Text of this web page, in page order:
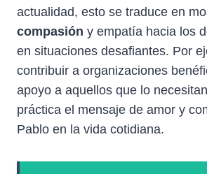
actualidad, esto se traduce en
compasión y empatía hacia los
en situaciones desafiantes. Por
contribuir a organizaciones
apoyo a aquellos que lo
práctica el mensaje de amor y
Pablo en la vida cotidiana.